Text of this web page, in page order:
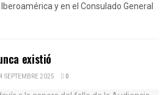
y en el Consulado General
existió
4 SEPTEMBRE 2025 0